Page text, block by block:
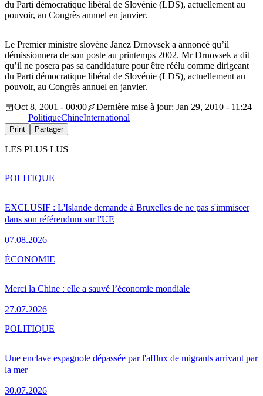
du Parti démocratique libéral de Slovénie (LDS), actuellement au
pouvoir, au Congrès annuel en janvier.
Le Premier ministre slovène Janez Drnovsek a annoncé qu’il
démissionnera de son poste au printemps 2002. Mr Drnovsek a dit
qu’il ne posera pas sa candidature pour être réélu comme dirigeant
du Parti démocratique libéral de Slovénie (LDS), actuellement au
pouvoir, au Congrès annuel en janvier.
Oct 8, 2001 - 00:00
Dernière mise à jour: Jan 29, 2010 - 11:24
PolitiqueChineInternational
Print Partager
LES PLUS LUS
EXCLUSIF : L'Islande demande à Bruxelles de ne pas s'immiscer
dans son référendum sur l'UE
07.08.2026
POLITIQUE
Merci la Chine : elle a sauvé l’économie mondiale
27.07.2026
ÉCONOMIE
Une enclave espagnole dépassée par l'afflux de migrants arrivant par
la mer
30.07.2026
POLITIQUE